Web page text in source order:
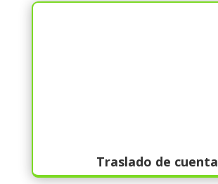
Traslado de cuenta